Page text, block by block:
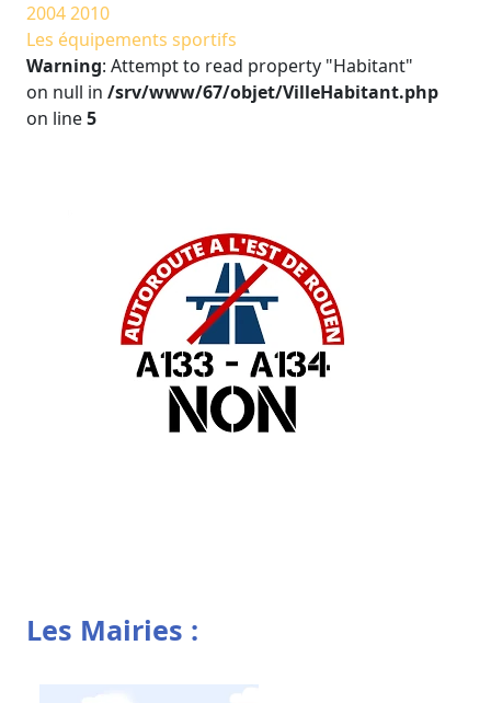
20042010
Les équipements sportifs
Warning: Attempt to read property "Habitant"
on null in /srv/www/67/objet/VilleHabitant.php
on line5
Les Mairies :